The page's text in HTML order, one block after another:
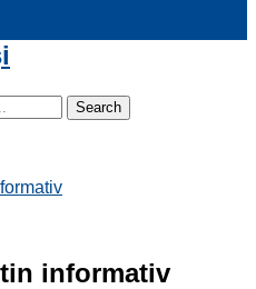
Search
informativ